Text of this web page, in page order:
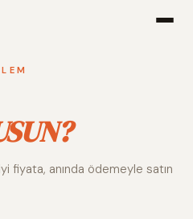
Alım
fiyata, anında ödemeyle satın